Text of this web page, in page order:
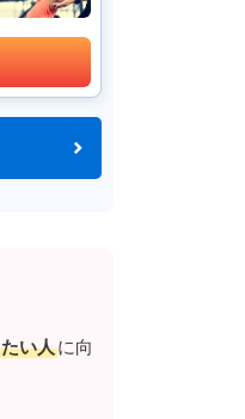
い人に向